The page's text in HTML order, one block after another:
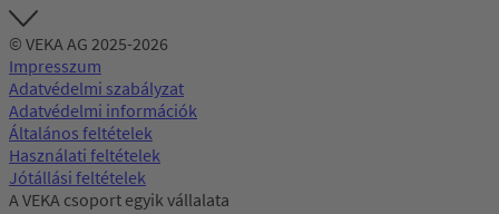
© VEKA AG 2025-2026
Impresszum
Adatvédelmi szabályzat
Adatvédelmi információk
Általános feltételek
Használati feltételek
Jótállási feltételek
A VEKA csoport egyik vállalata